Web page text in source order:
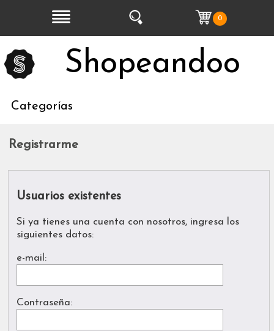
0
Shopeandoo
Categorías
Registrarme
Usuarios existentes
Si ya tienes una cuenta con nosotros, ingresa los
siguientes datos:
e-mail:
Contraseña: